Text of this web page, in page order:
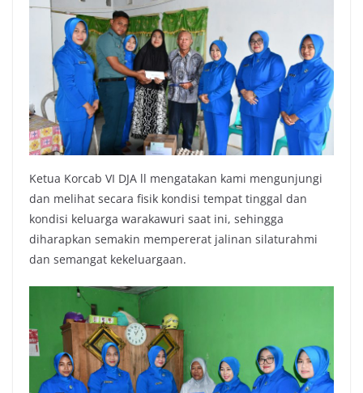
Ketua Korcab VI DJA ll mengatakan kami mengunjungi
dan melihat secara fisik kondisi tempat tinggal dan
kondisi keluarga warakawuri saat ini, sehingga
diharapkan semakin mempererat jalinan silaturahmi
dan semangat kekeluargaan.